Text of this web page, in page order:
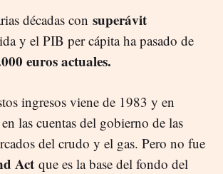
décadas con superávit
y el PIB per cápita ha pasado de
euros actuales.
ingresos viene de 1983 y en
las cuentas del gobierno de las
del crudo y el gas. Pero no fue
Act que es la base del fondo del